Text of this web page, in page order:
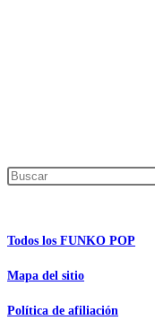
Todos los FUNKO POP
Mapa del sitio
Política de afiliación